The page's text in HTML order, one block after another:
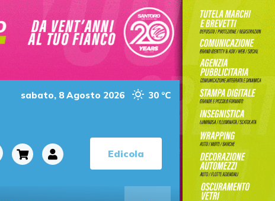
sabato, 8 Agosto 2026 30 °C
Edicola